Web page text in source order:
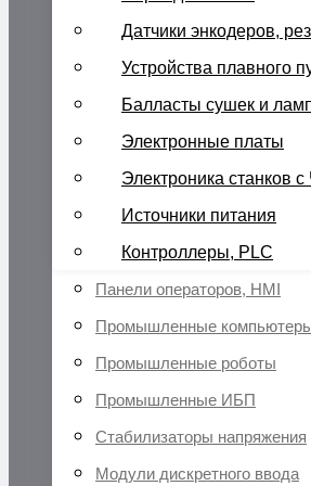
Датчики энкодеров,
Устройства плавного
Балласты сушек и
Электронные платы
Электроника станков
Источники питания
Контроллеры, PLC
Панели операторов, HMI
Промышленные
Промышленные роботы
Промышленные ИБП
Стабилизаторы напряжения
Модули дискретного ввода